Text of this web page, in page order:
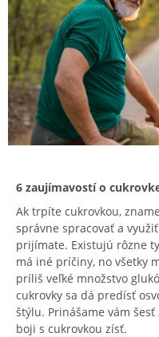
6 zaujímavostí o
Ak trpíte cukrovkou,
správne spracovať a
prijímate. Existujú rôzne
má iné príčiny, no všetky
príliš veľké množstvo
cukrovky sa dá predísť
štýlu. Prinášame vám
boji s cukrovkou zísť.